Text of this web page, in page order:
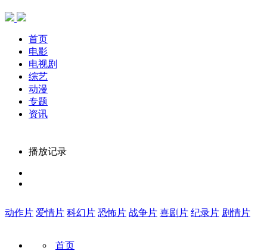
首页
电影
电视剧
综艺
动漫
专题
资讯
播放记录
动作片 爱情片 科幻片 恐怖片 战争片 喜剧片 纪录片 剧情片
首页